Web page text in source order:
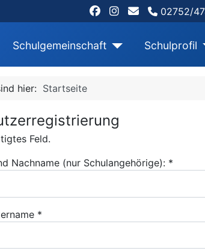
02752/
Schulgemeinschaft Schulprofil
hier: Startseite
Feld.
Nachname (nur Schulangehörige): *
*